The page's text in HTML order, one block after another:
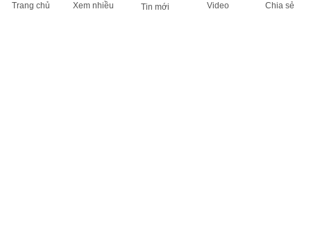
Trang chủ Xem nhiều Tin mới Video Chia sẻ